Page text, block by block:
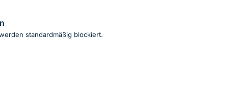
standardmäßig blockiert.